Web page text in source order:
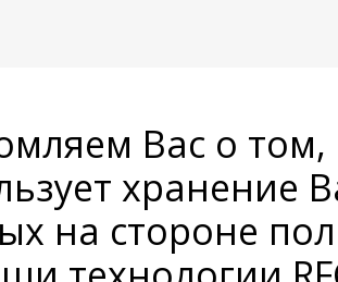
Вас о
хранение
на стороне